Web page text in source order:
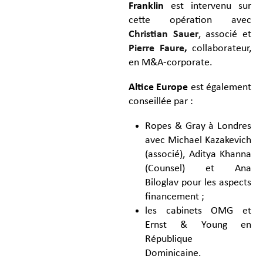
Franklin est intervenu sur
cette opération avec
Christian Sauer, associé et
Pierre Faure,collaborateur,
en M&A-corporate.
Altice Europe est également
conseillée par :
Ropes & Gray à Londres
avec Michael Kazakevich
(associé), Aditya Khanna
(Counsel) et Ana
Biloglav pour les aspects
financement ;
les cabinets OMG et
Ernst & Young en
République
Dominicaine.